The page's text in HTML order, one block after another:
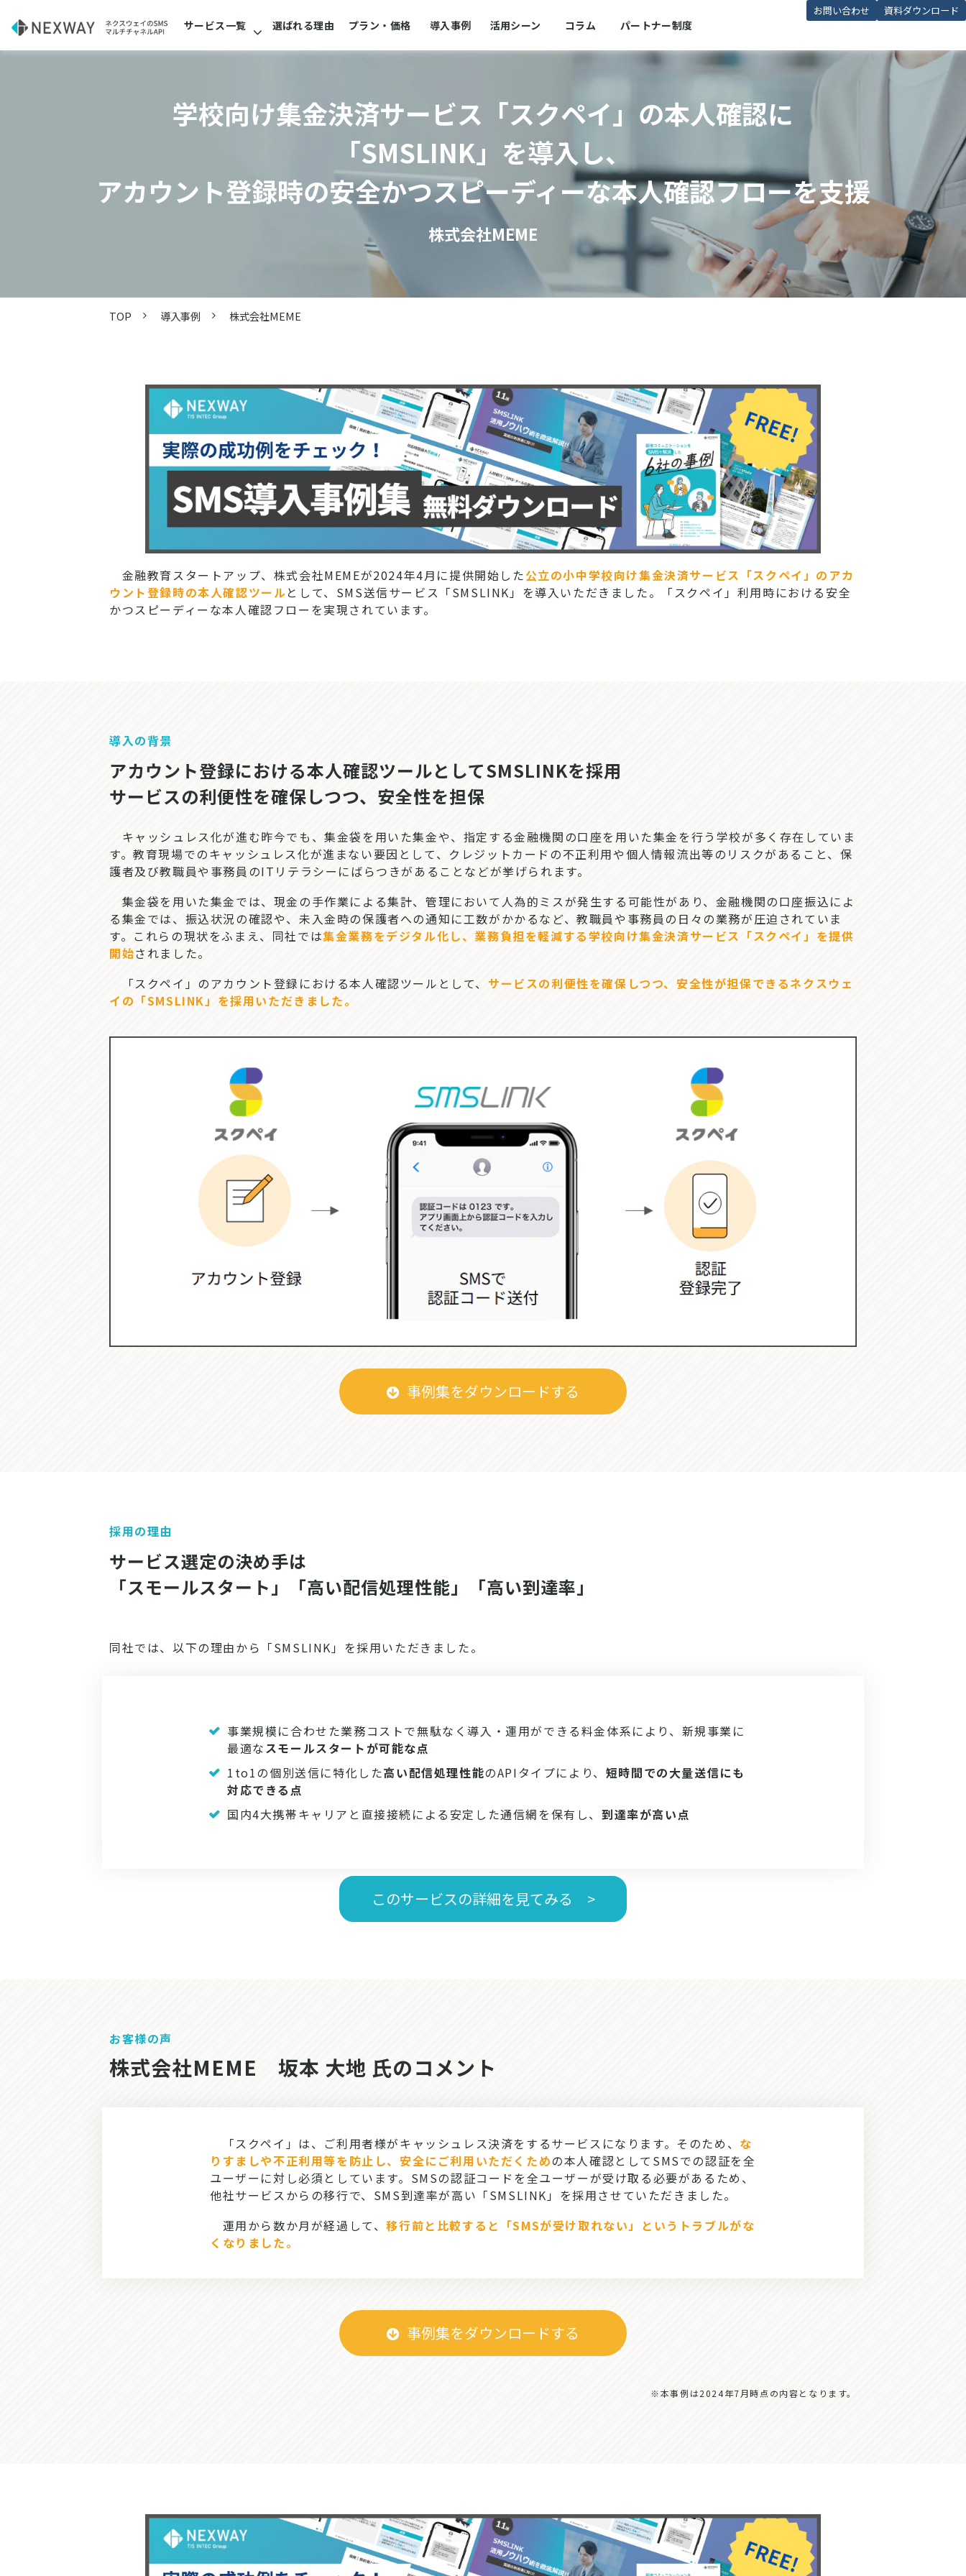
サービス一覧 選ばれる理由 プラン・価格 導入事例 活用シーン コラム パートナー制度
お問い合わせ 資料ダウンロード
学校向け集金決済サービス「スクペイ」の本人確認に
「SMSLINK」を導入し、
アカウント登録時の安全かつスピーディーな本人確認フローを支援
株式会社MEME
TOP 導入事例 株式会社MEME
金融教育スタートアップ、株式会社MEMEが2024年4月に提供開始した公立の小中学校向け集金決済サービス「スクペイ」のアカ
ウント登録時の本人確認ツールとして、SMS送信サービス「SMSLINK」を導入いただきました。「スクペイ」利用時における安全
かつスピーディーな本人確認フローを実現されています。
導入の背景
アカウント登録における本人確認ツールとしてSMSLINKを採用
サービスの利便性を確保しつつ、安全性を担保
キャッシュレス化が進む昨今でも、集金袋を用いた集金や、指定する金融機関の口座を用いた集金を行う学校が多く存在していま
す。教育現場でのキャッシュレス化が進まない要因として、クレジットカードの不正利用や個人情報流出等のリスクがあること、保
護者及び教職員や事務員のITリテラシーにばらつきがあることなどが挙げられます。
集金袋を用いた集金では、現金の手作業による集計、管理において人為的ミスが発生する可能性があり、金融機関の口座振込によ
る集金では、振込状況の確認や、未入金時の保護者への通知に工数がかかるなど、教職員や事務員の日々の業務が圧迫されていま
す。これらの現状をふまえ、同社では集金業務をデジタル化し、業務負担を軽減する学校向け集金決済サービス「スクペイ」を提供
開始されました。
「スクペイ」のアカウント登録における本人確認ツールとして、 サービスの利便性を確保しつつ、安全性が担保できるネクスウェ
イの「SMSLINK」を採用いただきました。
事例集をダウンロードする
採用の理由
サービス選定の決め手は
「スモールスタート」「高い配信処理性能」「高い到達率」
同社では、以下の理由から「SMSLINK」を採用いただきました。
事業規模に合わせた業務コストで無駄なく導入・運用ができる料金体系により、新規事業に
最適なスモールスタートが可能な点
1to1の個別送信に特化した高い配信処理性能のAPIタイプにより、 短時間での大量送信にも
対応できる点
国内4大携帯キャリアと直接接続による安定した通信網を保有し、到達率が高い点
このサービスの詳細を見てみる >
お客様の声
株式会社MEME　坂本 大地 氏のコメント
「スクペイ」は、ご利用者様がキャッシュレス決済をするサービスになります。そのため、 な
りすましや不正利用等を防止し、安全にご利用いただくための本人確認としてSMSでの認証を全
ユーザーに対し必須としています。SMSの認証コードを全ユーザーが受け取る必要があるため、
他社サービスからの移行で、SMS到達率が高い「SMSLINK」を採用させていただきました。
運用から数か月が経過して、移行前と比較すると「SMSが受け取れない」というトラブルがな
くなりました。
事例集をダウンロードする
※本事例は2024年7月時点の内容となります。